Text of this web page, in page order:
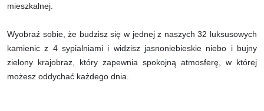
mieszkalnej.
Wyobraź sobie, że budzisz się w jednej z naszych 32 luksusowych
kamienic z 4 sypialniami i widzisz jasnoniebieskie niebo i bujny
zielony krajobraz, który zapewnia spokojną atmosferę, w której
możesz oddychać każdego dnia.